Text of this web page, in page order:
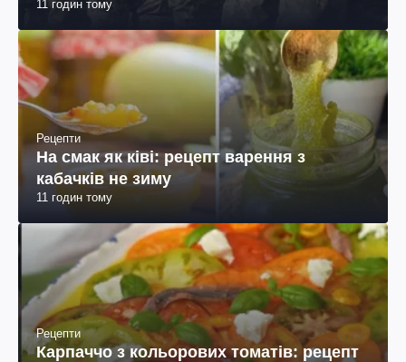
пояснення юриста
11 годин тому
Рецепти
На смак як ківі: рецепт варення з
кабачків не зиму
11 годин тому
Рецепти
Карпаччо з кольорових томатів: рецепт